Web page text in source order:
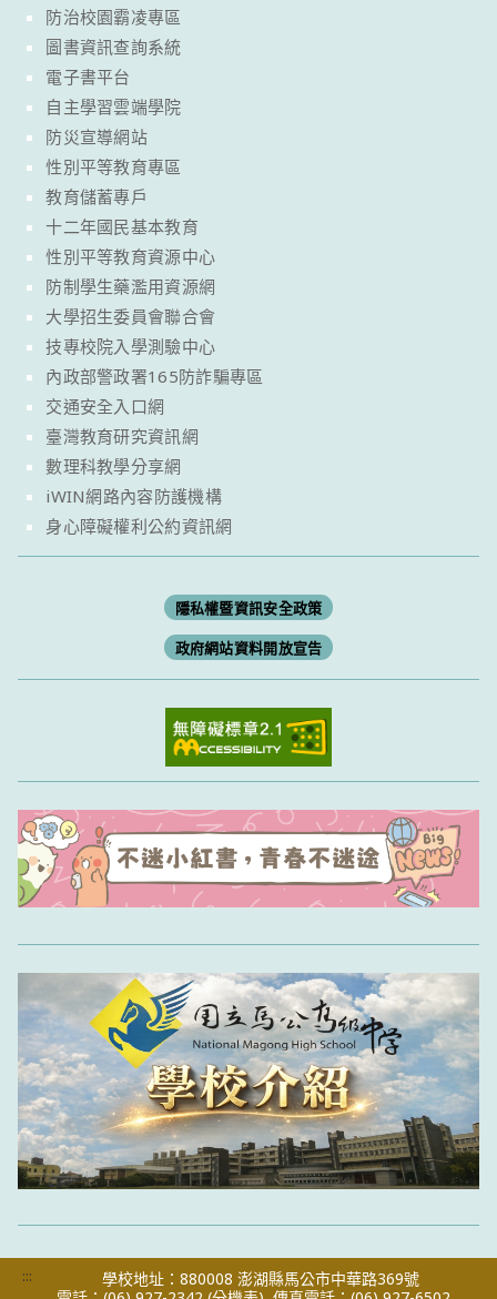
防治校園霸凌專區
圖書資訊查詢系統
電子書平台
自主學習雲端學院
防災宣導網站
性別平等教育專區
教育儲蓄專戶
十二年國民基本教育
性別平等教育資源中心
防制學生藥濫用資源網
大學招生委員會聯合會
技專校院入學測驗中心
內政部警政署165防詐騙專區
交通安全入口網
臺灣教育研究資訊網
數理科教學分享網
iWIN網路內容防護機構
身心障礙權利公約資訊網
隱私權暨資訊安全政策
政府網站資料開放宣告
:::
學校地址：880008 澎湖縣馬公市中華路369號